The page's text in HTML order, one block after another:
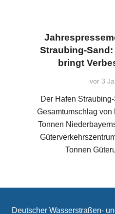
Straubing-
bringt
vor 3
Der Hafen
Gesamtumschlag
Tonnen
Tonnen
Deutscher Wasserstraßen-